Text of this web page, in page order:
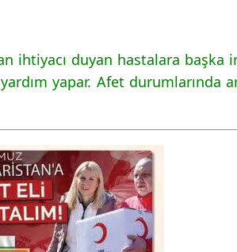
ihtiyacı duyan hastalara başka
yapar. Afet